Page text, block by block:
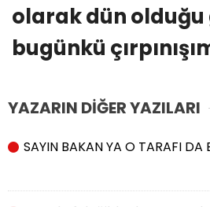
olarak dün olduğu
bugünkü
YAZARIN DİĞER YAZILARI
SAYIN BAKAN YA O TARAFI DA